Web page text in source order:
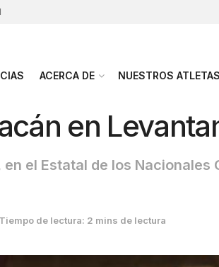
ACERCA DE NUESTROS ATLETAS
en
el Estatal de los
Tiempo de lectura: 2 mins de lectura